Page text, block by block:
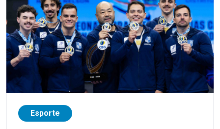
Esporte